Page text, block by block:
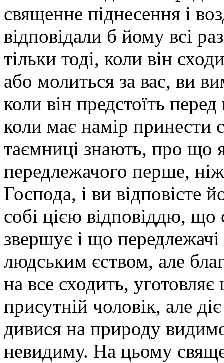
священне піднесення і
відповідали б йому всі
тільки тоді, коли він
або молиться за вас, ви
коли він предстоїть
коли має намір принести
таємниці знають, про що
передлежачого перше,
Господа, і ви відповісте
собі цією відповіддю, що
звершує і що
людським єством, але
на все сходить,
присутній чоловік, але
дивися на природу
невидиму. На цьому